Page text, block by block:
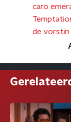
caro
de vorstin